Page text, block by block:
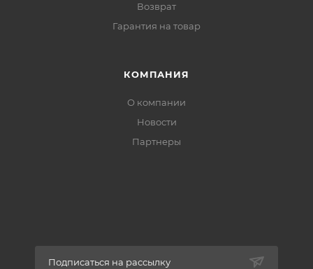
Возврат
Гарантия на товар
КОМПАНИЯ
О компании
Новости
Партнеры
Подписаться на рассылку